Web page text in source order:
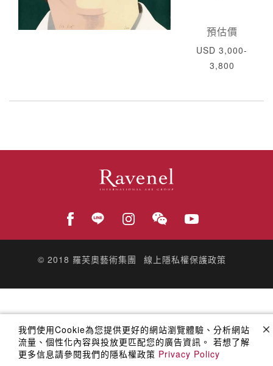
預估價
USD 3,000-
3,800
© 2018 羅芙奧藝術集團 線上隱私權保護政策
我們使用Cookie為您提供更好的網站瀏覽體驗、分析網站
流量、個性化內容與投放更匹配您的廣告資訊。 若想了解
更多信息請參閱我們的隱私權政策 Privacy Policy